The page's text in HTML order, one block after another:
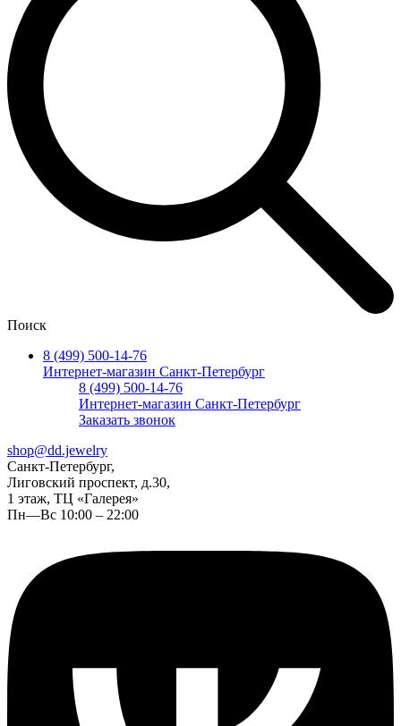
Поиск
8 (499) 500-14-76
Интернет-магазин Санкт-Петербург
8 (499) 500-14-76
Интернет-магазин Санкт-Петербург
Заказать звонок
shop@dd.jewelry
Санкт-Петербург,
Лиговский проспект, д.30,
1 этаж, ТЦ «Галерея»
Пн—Вс 10:00 – 22:00